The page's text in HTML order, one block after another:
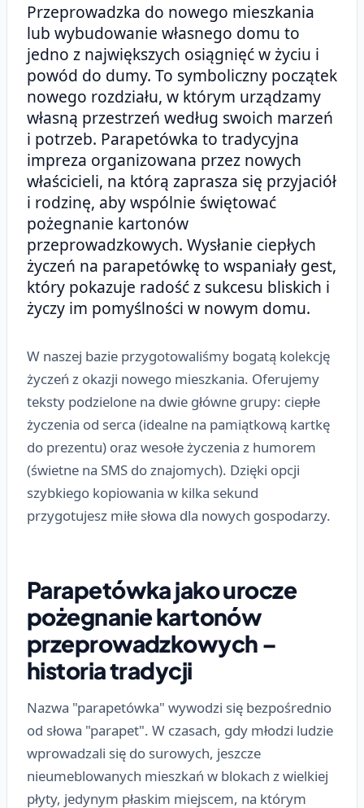
Przeprowadzka do nowego mieszkania
lub wybudowanie własnego domu to
jedno z największych osiągnięć w życiu i
powód do dumy. To symboliczny początek
nowego rozdziału, w którym urządzamy
własną przestrzeń według swoich marzeń
i potrzeb. Parapetówka to tradycyjna
impreza organizowana przez nowych
właścicieli, na którą zaprasza się przyjaciół
i rodzinę, aby wspólnie świętować
pożegnanie kartonów
przeprowadzkowych. Wysłanie ciepłych
życzeń na parapetówkę to wspaniały gest,
który pokazuje radość z sukcesu bliskich i
życzy im pomyślności w nowym domu.
W naszej bazie przygotowaliśmy bogatą kolekcję
życzeń z okazji nowego mieszkania. Oferujemy
teksty podzielone na dwie główne grupy: ciepłe
życzenia od serca (idealne na pamiątkową kartkę
do prezentu) oraz wesołe życzenia z humorem
(świetne na SMS do znajomych). Dzięki opcji
szybkiego kopiowania w kilka sekund
przygotujesz miłe słowa dla nowych gospodarzy.
Parapetówka jako urocze
pożegnanie kartonów
przeprowadzkowych –
historia tradycji
Nazwa "parapetówka" wywodzi się bezpośrednio
od słowa "parapet". W czasach, gdy młodzi ludzie
wprowadzali się do surowych, jeszcze
nieumeblowanych mieszkań w blokach z wielkiej
płyty, jedynym płaskim miejscem, na którym